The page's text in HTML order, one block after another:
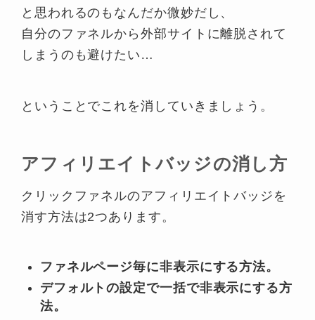
と思われるのもなんだか微妙だし、
自分のファネルから外部サイトに離脱されて
しまうのも避けたい…
ということでこれを消していきましょう。
アフィリエイトバッジの消し方
クリックファネルのアフィリエイトバッジを
消す方法は2つあります。
ファネルページ毎に非表示にする方法。
デフォルトの設定で一括で非表示にする方
法。